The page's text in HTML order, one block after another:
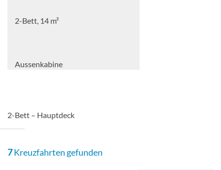
2-Bett, 14 m²
Aussenkabine
2-Bett, frz. Balkon 12 m²
Balkonkabine
2-Bett – Hauptdeck
7Kreuzfahrten gefunden